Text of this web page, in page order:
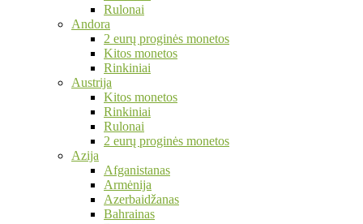
Rulonai
Andora
2 eurų proginės monetos
Kitos monetos
Rinkiniai
Austrija
Kitos monetos
Rinkiniai
Rulonai
2 eurų proginės monetos
Azija
Afganistanas
Armėnija
Azerbaidžanas
Bahrainas